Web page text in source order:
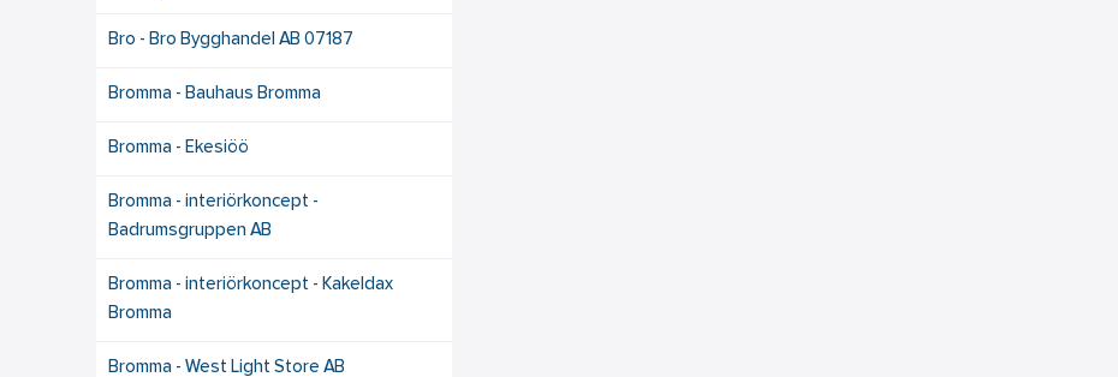
Bro - Bro Bygghandel AB 07187
Bromma - Bauhaus Bromma
Bromma - Ekesiöö
Bromma - interiörkoncept -
Badrumsgruppen AB
Bromma - interiörkoncept - Kakeldax
Bromma
Bromma - West Light Store AB